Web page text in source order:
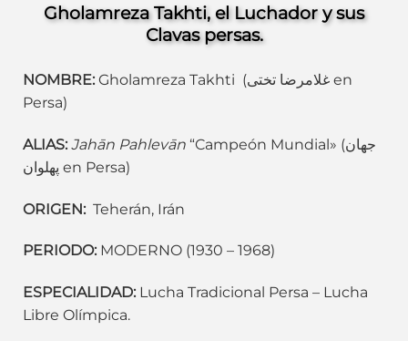
Gholamreza Takhti, el Luchador y sus
Clavas persas.
NOMBRE: Gholamreza Takhti (غلامرضا تختی en
Persa)
ALIAS: Jahān Pahlevān “Campeón Mundial» (جهان
پهلوان en Persa)
ORIGEN: Teherán, Irán
PERIODO: MODERNO (1930 – 1968)
ESPECIALIDAD: Lucha Tradicional Persa – Lucha
Libre Olímpica.